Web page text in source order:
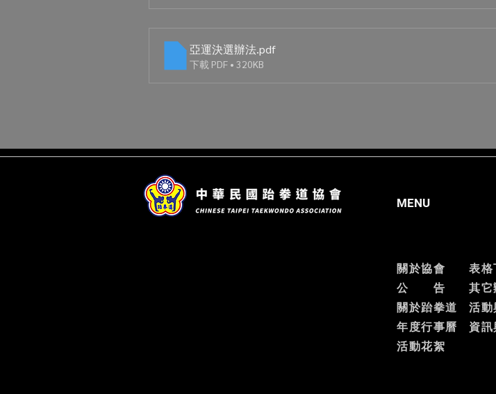
亞運決選辦法.pdf
下載 PDF • 320KB
MENU
關於協會
公 告
關於跆拳道
​年度行事曆
​活動花絮
表格
其它
活動
資訊